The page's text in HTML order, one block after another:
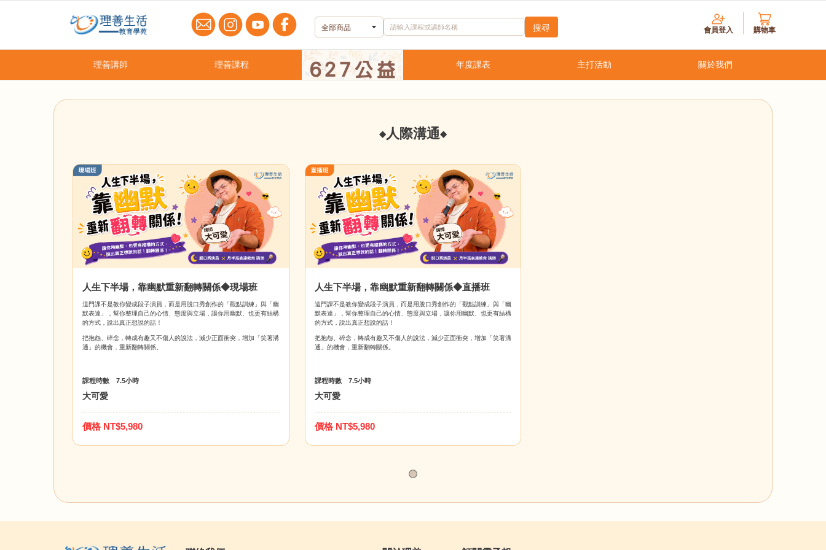
會員登入 購物車
理善講師 理善課程 理善嚴選 年度課表 主打活動 關於我們
◆ 人際溝通◆
人生下半場，靠幽默重新翻轉關係◆現場班
這門課不是教你變成段子演員，而是用脫口秀創作的「觀點訓練」與「幽
默表達」，幫你整理自己的心情、態度與立場，讓你用幽默、也更有結構
的方式，說出真正想說的話！
把抱怨、碎念，轉成有趣又不傷人的說法，減少正面衝突，增加「笑著溝
通」的機會，重新翻轉關係。
課程時數 7.5小時
大可愛
價格 NT$5,980
人生下半場，靠幽默重新翻轉關係◆直播班
這門課不是教你變成段子演員，而是用脫口秀創作的「觀點訓練」與「幽
默表達」，幫你整理自己的心情、態度與立場，讓你用幽默、也更有結構
的方式，說出真正想說的話！
把抱怨、碎念，轉成有趣又不傷人的說法，減少正面衝突，增加「笑著溝
通」的機會，重新翻轉關係。
課程時數 7.5小時
大可愛
價格 NT$5,980